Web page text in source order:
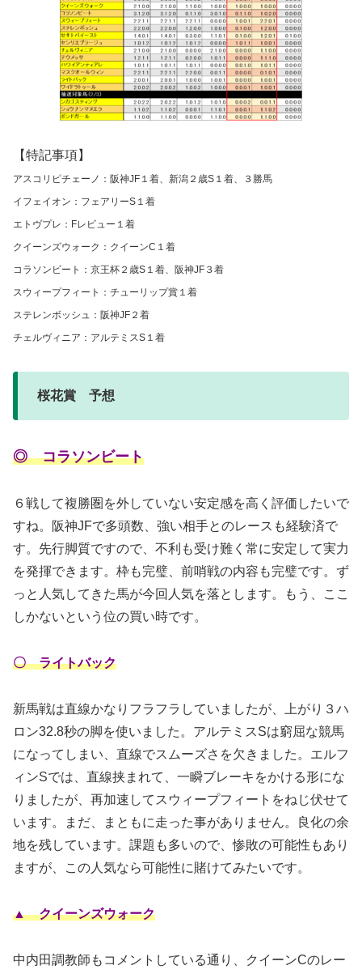
【特記事項】
アスコリピチェーノ：阪神JF１着、新潟２歳S１着、３勝馬
イフェイオン：フェアリーS１着
エトヴプレ：Fレビュー１着
クイーンズウォーク：クイーンC１着
コラソンビート：京王杯２歳S１着、阪神JF３着
スウィープフィート：チューリップ賞１着
ステレンボッシュ：阪神JF２着
チェルヴィニア：アルテミスS１着
桜花賞 予想
◎ コラソンビート
６戦して複勝圏を外していない安定感を高く評価したいで
すね。阪神JFで多頭数、強い相手とのレースも経験済で
す。先行脚質ですので、不利も受け難く常に安定して実力
を発揮できます。枠も完璧、前哨戦の内容も完璧です。ず
っと人気してきた馬が今回人気を落とします。もう、ここ
しかないという位の買い時です。
〇 ライトバック
新馬戦は直線かなりフラフラしていましたが、上がり３ハ
ロン32.8秒の脚を使いました。アルテミスSは窮屈な競馬
になってしまい、直線でスムーズさを欠きました。エルフ
ィンSでは、直線挟まれて、一瞬ブレーキをかける形にな
りましたが、再加速してスウィープフィートをねじ伏せて
います。まだ、まともに走った事がありません。良化の余
地を残しています。課題も多いので、惨敗の可能性もあり
ますが、この人気なら可能性に賭けてみたいです。
▲ クイーンズウォーク
中内田調教師もコメントしている通り、クイーンCのレー